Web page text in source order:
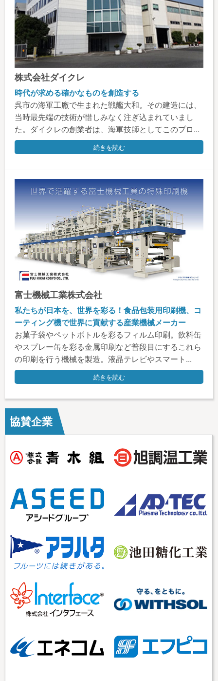
株式会社ダイクレ
時代が求める確かなものを創造する
呉市の海軍工廠で生まれた戦艦大和。その建造には、
当時最先端の技術が惜しみなく注ぎ込まれていまし
た。ダイクレの創業者は、海軍技師としてこのプロ...
続きを読む
富士機械工業株式会社
私たちが日本を、世界を彩る！食品包装用印刷機、コ
ーティング機で世界に貢献する産業機械メーカー
お菓子袋やペットボトルを彩るフィルム印刷。飲料缶
やスプレー缶を彩る金属印刷など普段目にするこれら
の印刷を行う機械を製造。液晶テレビやスマート...
続きを読む
協賛企業